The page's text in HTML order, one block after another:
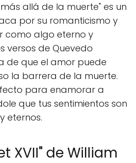
allá de la muerte" es un
por su romanticismo y
como algo eterno y
versos de Quevedo
de que el amor puede
la barrera de la muerte.
para enamorar a
que tus sentimientos son
eternos.
XVII" de William